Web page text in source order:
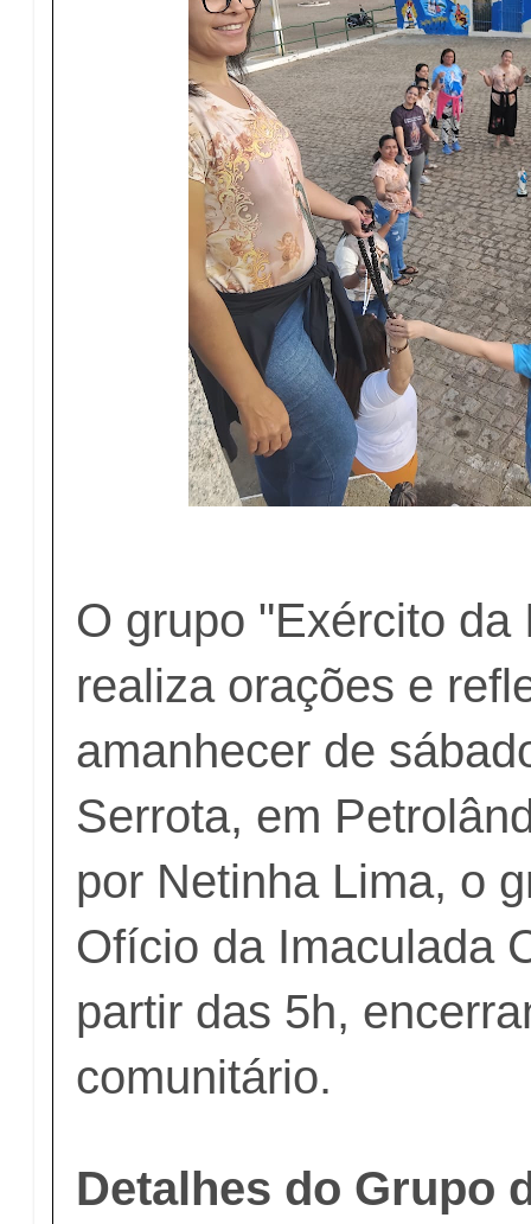
O grupo "Exército da
realiza orações e
amanhecer de
Serrota, em
por Netinha Lima, o
Ofício da Imaculada
partir das 5h,
comunitário.
Detalhes do Grupo